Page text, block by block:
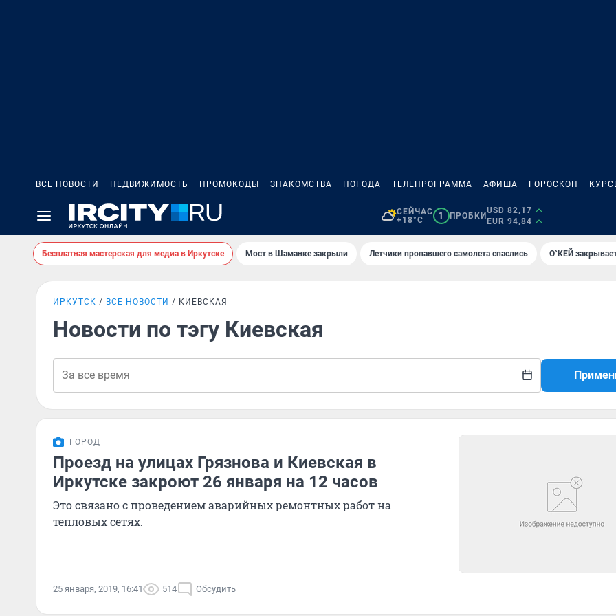
ВСЕ НОВОСТИ НЕДВИЖИМОСТЬ ПРОМОКОДЫ ЗНАКОМСТВА ПОГОДА ТЕЛЕПРОГРАММА АФИША ГОРОСКОП
СЕЙЧАС
+18°C
1 ПРОБКИ
USD 82,17
EUR 94,84
Бесплатная мастерская для медиа в Иркутске Мост в Шаманке закрыли Летчики пропавшего самолета спаслись О`КЕЙ
ИРКУТСК ВСЕ НОВОСТИ КИЕВСКАЯ
Новости по тэгу Киевская
ГОРОД
Проезд на улицах Грязнова и Киевская в
Иркутске закроют 26 января на 12 часов
Это связано с проведением аварийных ремонтных работ на
тепловых сетях.
25 января, 2019, 16:41 514 Обсудить